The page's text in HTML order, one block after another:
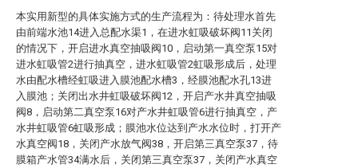
本实用新型的具体实施方式的生产流程为：待处理水首先
由前端水池14进入总配水渠1，在进水虹吸破坏阀11关闭
的情况下，开启进水真空抽吸阀10，启动第一真空泵15对
进水虹吸管2进行抽真空，进水虹吸管2虹吸形成后，处理
水由配水槽经虹吸进入膜池配水槽3，经膜池配水孔13进
入膜池；关闭出水井虹吸破坏阀12，开启产水井真空抽吸
阀8，启动第二真空泵16对产水井虹吸管6进行抽真空，产
水井虹吸管6虹吸形成；膜池水位达到产水水位时，打开产
水真空阀18，关闭产水放气阀38，开启第三真空泵37，待
膜箱产水管34满水后，关闭第三真空泵37，关闭产水真空